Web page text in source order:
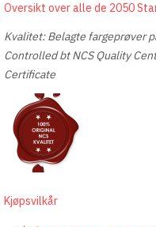
Oversikt over alle de 2050
Kvalitet: Belagte fargeprøver
Controlled bt NCS Quality
Certificate
Kjøpsvilkår